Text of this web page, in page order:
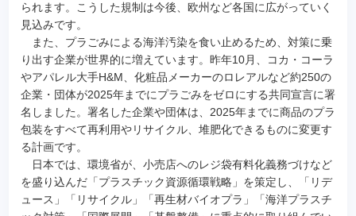
られます。こうした規制は今後、欧州など各国に広がっていく
見込みです。
また、プラごみによる海洋汚染を食い止めるため、対策に乗
り出す企業が世界的に増えています。昨年10月、コカ・コーラ
やアパレル大手H&M、化粧品メーカーのロレアルなど約250の
企業・団体が2025年までにプラごみをゼロにする共同宣言に署
名しました。署名した企業や団体は、2025年までに商品のプラ
包装をすべて再利用やリサイクル、堆肥化できるものに変更す
る計画です。
日本では、環境省が、小売店へのレジ袋有料化義務づけなど
を盛り込んだ「プラスチック資源循環戦略」を策定し、「リデ
ュース」「リサイクル」「再生材バイオプラ」「海洋プラスチ